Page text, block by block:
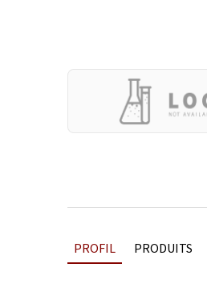
PROFIL PRODUITS